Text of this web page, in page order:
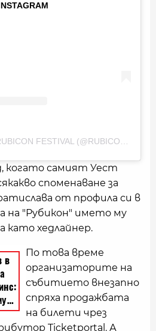
когато самият Уест
споменаване за
от профила си в
на "Рубикон" името му
като хедлайнер.
По това време
организаторите на
събитието внезапно
спряха продажбата
на билети чрез
Ticketportal. А